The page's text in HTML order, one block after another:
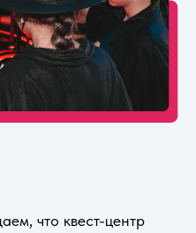
что квест-центр